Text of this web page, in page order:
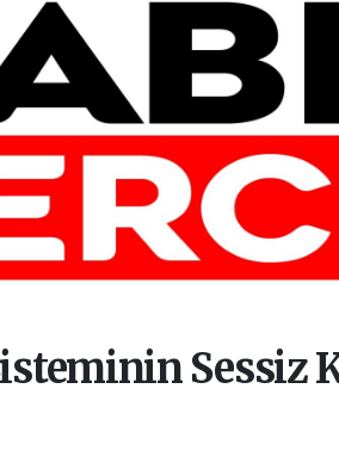
Sessiz